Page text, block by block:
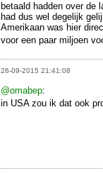
betaald hadden over de
had dus wel degelijk
Amerikaan was hier
voor een paar miljoen
26-09-2015 21:41:08
@omabep:
in USA zou ik dat ook